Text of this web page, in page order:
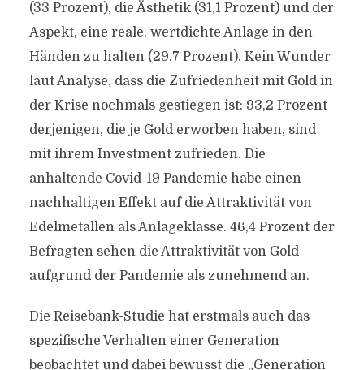
(33 Prozent), die Ästhetik (31,1 Prozent) und der
Aspekt, eine reale, wertdichte Anlage in den
Händen zu halten (29,7 Prozent). Kein Wunder
laut Analyse, dass die Zufriedenheit mit Gold in
der Krise nochmals gestiegen ist: 93,2 Prozent
derjenigen, die je Gold erworben haben, sind
mit ihrem Investment zufrieden. Die
anhaltende Covid-19 Pandemie habe einen
nachhaltigen Effekt auf die Attraktivität von
Edelmetallen als Anlageklasse. 46,4 Prozent der
Befragten sehen die Attraktivität von Gold
aufgrund der Pandemie als zunehmend an.
Die Reisebank-Studie hat erstmals auch das
spezifische Verhalten einer Generation
beobachtet und dabei bewusst die „Generation